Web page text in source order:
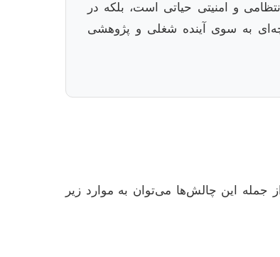
و امنیتی حیاتی است، بلکه در
به سوی آینده شغلی و پژوهشی
این چالش‌ها می‌توان به موارد زیر